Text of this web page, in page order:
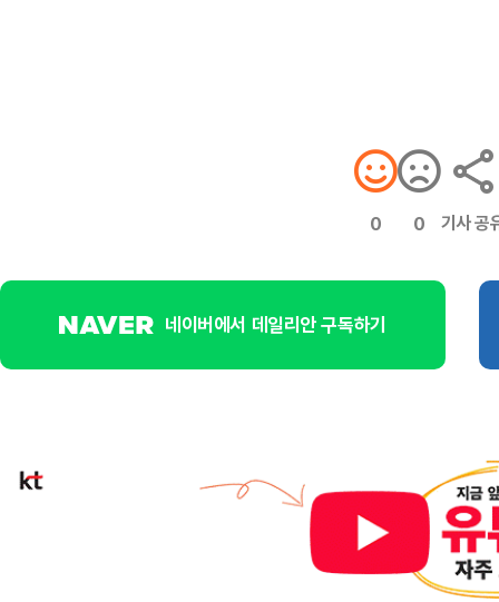
0 0 기사 공
네이버에서 데일리안 구독하기